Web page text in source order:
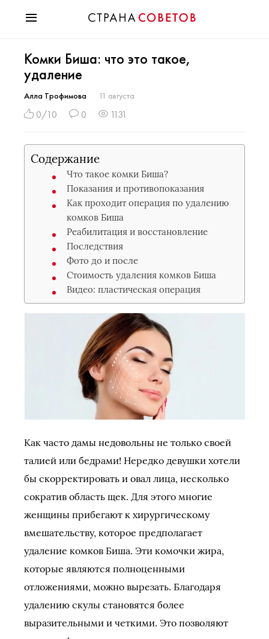
Мода
Звезды
Гороскопы
Здоровье
Хобби
Разное
Праздники
Комки Биша: что это такое,
удаление
Алла Трофимова 11 августа
0/10 0 1131
Содержание
Что такое комки Биша?
Показания и противопоказания
Как проходит операция по удалению
комков Биша
Реабилитация и восстановление
Последствия
Фото до и после
Стоимость удаления комков Биша
Видео: пластическая операция
Как часто дамы недовольны не только своей
талией или бедрами! Нередко девушки хотели
бы скорректировать и овал лица, несколько
сократив область щек. Для этого многие
женщины прибегают к хирургическому
вмешательству, которое предполагает
удаление комков Биша. Эти комочки жира,
которые являются полноценными
отложениями, можно вырезать. Благодаря
удалению скулы становятся более
выразительными и четкими. Это позволяют